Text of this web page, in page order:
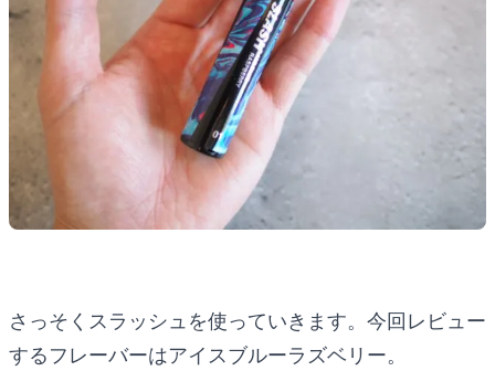
さっそくスラッシュを使っていきます。今回レビュー
するフレーバーはアイスブルーラズベリー。